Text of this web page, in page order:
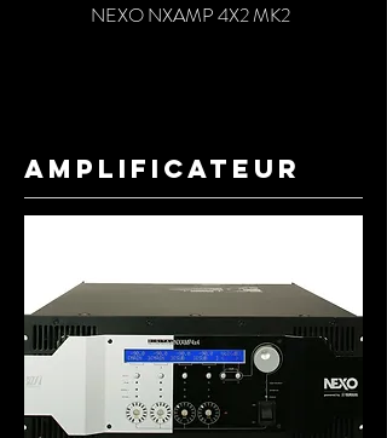
NEXO NXAMP 4X2 MK2
amplificateur